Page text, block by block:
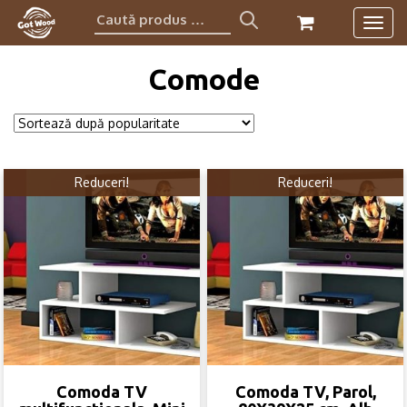
Caută
produs:
Comode
Reduceri!
Comoda TV
Reduceri!
Comoda TV, Parol,